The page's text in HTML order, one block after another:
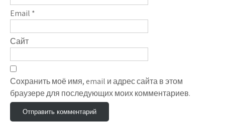
Email *
Сайт
Сохранить моё имя, email и адрес сайта в этом
браузере для последующих моих комментариев.